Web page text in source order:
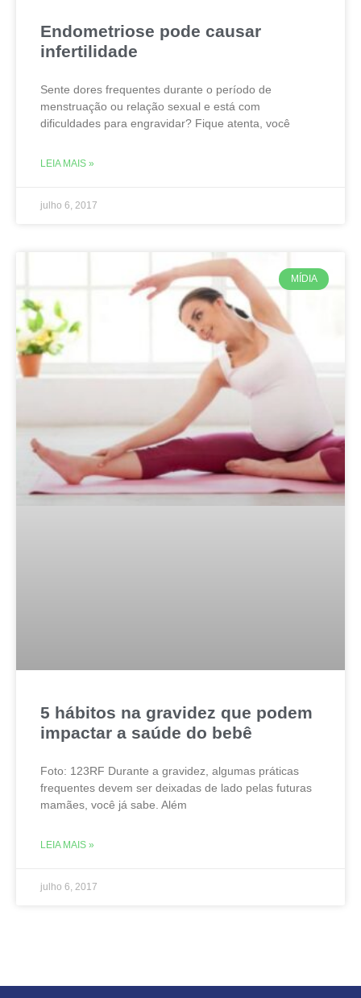
Endometriose pode causar
infertilidade
Sente dores frequentes durante o período de
menstruação ou relação sexual e está com
dificuldades para engravidar? Fique atenta, você
LEIA MAIS »
julho 6, 2017
MÍDIA
5 hábitos na gravidez que podem
impactar a saúde do bebê
Foto: 123RF Durante a gravidez, algumas práticas
frequentes devem ser deixadas de lado pelas futuras
mamães, você já sabe. Além
LEIA MAIS »
julho 6, 2017